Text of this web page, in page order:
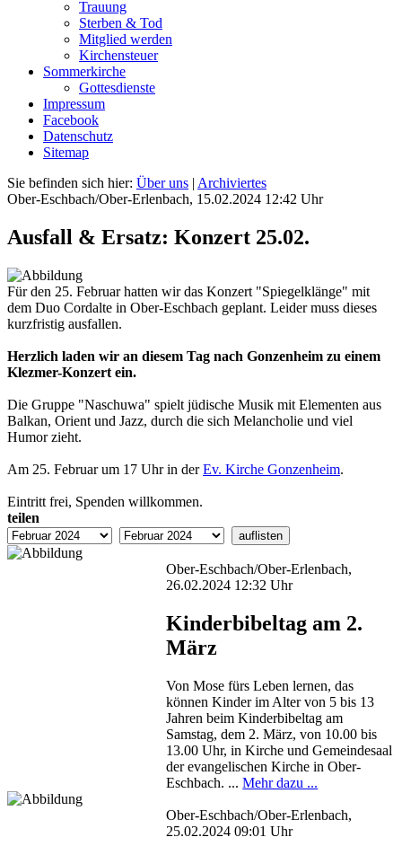
Trauung
Sterben & Tod
Mitglied werden
Kirchensteuer
Sommerkirche
Gottesdienste
Impressum
Facebook
Datenschutz
Sitemap
Sie befinden sich hier: Über uns | Archiviertes
Ober-Eschbach/Ober-Erlenbach, 15.02.2024 12:42 Uhr
Ausfall & Ersatz: Konzert 25.02.
Für den 25. Februar hatten wir das Konzert "Spiegelklänge" mit
dem Duo Cordalte in Ober-Eschbach geplant. Leider muss dieses
kurzfristig ausfallen.
Herzlich laden wir an diesem Tag nach Gonzenheim zu einem
Klezmer-Konzert ein.
Die Gruppe "Naschuwa" spielt jüdische Musik mit Elementen aus
Balkan, Orient und Jazz, durch die sich Melancholie und viel
Humor zieht.
Am 25. Februar um 17 Uhr in derEv. Kirche Gonzenheim.
Eintritt frei, Spenden willkommen.
teilen
Ober-Eschbach/Ober-Erlenbach,
26.02.2024 12:32 Uhr
Kinderbibeltag am 2.
März
Von Mose fürs Leben lernen, das
können Kinder im Alter von 5 bis 13
Jahren beim Kinderbibeltag am
Samstag, dem 2. März, von 10.00 bis
13.00 Uhr, in Kirche und Gemeindesaal
der evangelischen Kirche in Ober-
Eschbach. ...Mehr dazu ...
Ober-Eschbach/Ober-Erlenbach,
25.02.2024 09:01 Uhr